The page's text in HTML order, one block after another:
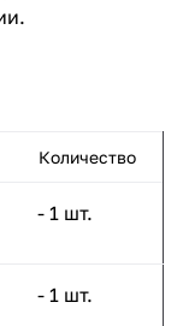
Количество
- 1 шт.
- 1 шт.